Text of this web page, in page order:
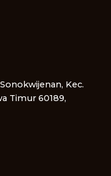
Kec.
Timur 60189,